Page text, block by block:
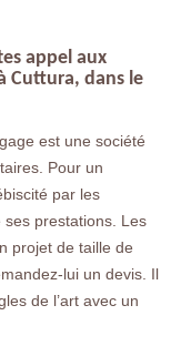
appel aux
Cuttura, dans le
est une société
Pour un
par les
prestations. Les
projet de taille de
lui un devis. Il
de l’art avec un